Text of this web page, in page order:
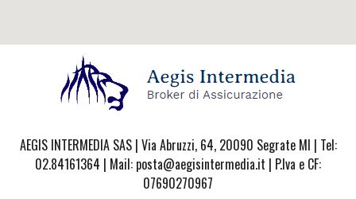
AEGIS INTERMEDIA SAS | Via Abruzzi, 64, 20090 Segrate MI | Tel:
02.84161364 | Mail: posta@aegisintermedia.it | P.Iva e CF:
07690270967